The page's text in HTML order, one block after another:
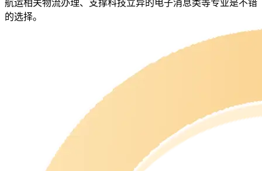
航运相关物流办理、支撑科技立异的电子消息类等专业是不错
的选择。